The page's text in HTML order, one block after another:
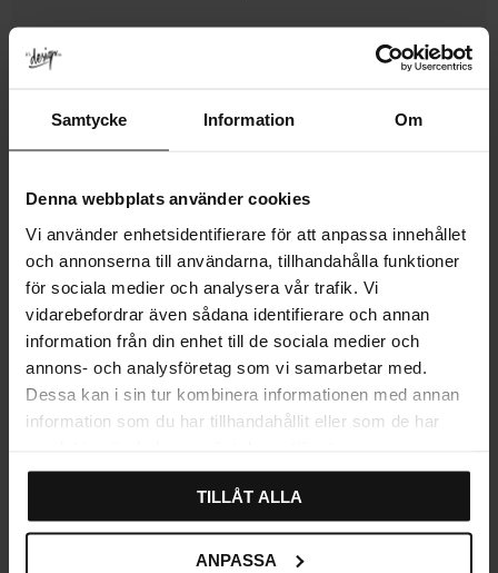
Samtycke Information Om
Denna webbplats använder cookies
Vi använder enhetsidentifierare för att anpassa innehållet
och annonserna till användarna, tillhandahålla funktioner
för sociala medier och analysera vår trafik. Vi
vidarebefordrar även sådana identifierare och annan
information från din enhet till de sociala medier och
annons- och analysföretag som vi samarbetar med.
Dessa kan i sin tur kombinera informationen med annan
information som du har tillhandahållit eller som de har
TILLÅT ALLA
ANPASSA
MÅL
ANMELDELSER
Relaterte produkter